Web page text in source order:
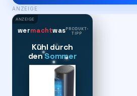
ANZEIGE
ANZEIGE
wermachtwasPRODUKT-
TIPP
Kühl durch
denSommer